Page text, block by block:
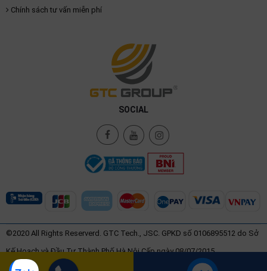
Chính sách tư vấn miễn phí
SOCIAL
©2020 All Rights Reserverd. GTC Tech., JSC. GPKD số 0106895512 do Sở
Kế Hoạch và Đầu Tư Thành Phố Hà Nội Cấp ngày 08/07/2015